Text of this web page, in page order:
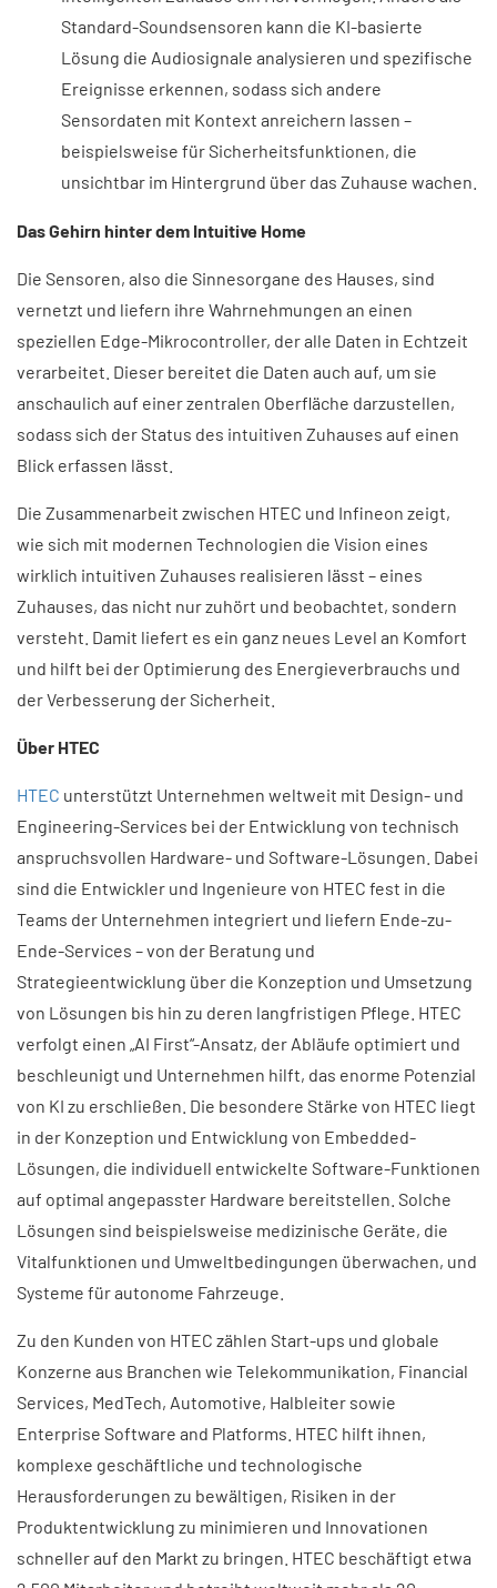
Standard-Soundsensoren kann die KI-basierte
Lösung die Audiosignale analysieren und spezifische
Ereignisse erkennen, sodass sich andere
Sensordaten mit Kontext anreichern lassen –
beispielsweise für Sicherheitsfunktionen, die
unsichtbar im Hintergrund über das Zuhause wachen.
Das Gehirn hinter dem Intuitive Home​
Die Sensoren, also die Sinnesorgane des Hauses, sind
vernetzt und liefern ihre Wahrnehmungen an einen
speziellen Edge-Mikrocontroller, der alle Daten in Echtzeit
verarbeitet. Dieser bereitet die Daten auch auf, um sie
anschaulich auf einer zentralen Oberfläche darzustellen,
sodass sich der Status des intuitiven Zuhauses auf einen
Blick erfassen lässt.
Die Zusammenarbeit zwischen HTEC und Infineon zeigt,
wie sich mit modernen Technologien die Vision eines
wirklich intuitiven Zuhauses realisieren lässt – eines
Zuhauses, das nicht nur zuhört und beobachtet, sondern
versteht. Damit liefert es ein ganz neues Level an Komfort
und hilft bei der Optimierung des Energieverbrauchs und
der Verbesserung der Sicherheit.
Über HTEC
HTEC unterstützt Unternehmen weltweit mit Design- und
Engineering-Services bei der Entwicklung von technisch
anspruchsvollen Hardware- und Software-Lösungen. Dabei
sind die Entwickler und Ingenieure von HTEC fest in die
Teams der Unternehmen integriert und liefern Ende-zu-
Ende-Services – von der Beratung und
Strategieentwicklung über die Konzeption und Umsetzung
von Lösungen bis hin zu deren langfristigen Pflege. HTEC
verfolgt einen „AI First“-Ansatz, der Abläufe optimiert und
beschleunigt und Unternehmen hilft, das enorme Potenzial
von KI zu erschließen. Die besondere Stärke von HTEC liegt
in der Konzeption und Entwicklung von Embedded-
Lösungen, die individuell entwickelte Software-Funktionen
auf optimal angepasster Hardware bereitstellen. Solche
Lösungen sind beispielsweise medizinische Geräte, die
Vitalfunktionen und Umweltbedingungen überwachen, und
Systeme für autonome Fahrzeuge.
Zu den Kunden von HTEC zählen Start-ups und globale
Konzerne aus Branchen wie Telekommunikation, Financial
Services, MedTech, Automotive, Halbleiter sowie
Enterprise Software and Platforms. HTEC hilft ihnen,
komplexe geschäftliche und technologische
Herausforderungen zu bewältigen, Risiken in der
Produktentwicklung zu minimieren und Innovationen
schneller auf den Markt zu bringen. HTEC beschäftigt etwa